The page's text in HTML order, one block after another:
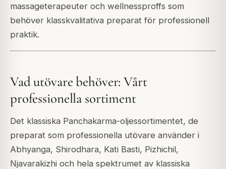
massageterapeuter och wellnessproffs som
behöver klasskvalitativa preparat för professionell
praktik.
Vad utövare behöver: Vårt
professionella sortiment
Det klassiska Panchakarma-oljessortimentet, de
preparat som professionella utövare använder i
Abhyanga, Shirodhara, Kati Basti, Pizhichil,
Njavarakizhi och hela spektrumet av klassiska